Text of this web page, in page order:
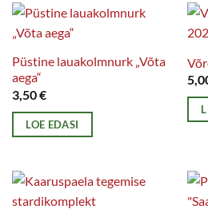
Püstine lauakolmnurk „Võta
aega“
3,50€
LOE EDASI